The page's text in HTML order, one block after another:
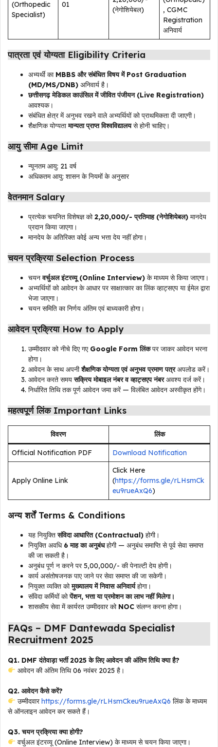
(Orthopedic
Specialist)
01
(नेगोशियेबल)
, CGMC
Registration
अनिवार्य
पात्रता एवं योग्यता Eligibility Criteria
अभ्यर्थी का MBBS और संबंधित विषय में Post Graduation
(MD/MS/DNB) अनिवार्य है।
छत्तीसगढ़ मेडिकल काउंसिल में जीवित पंजीयन (Live Registration)
आवश्यक।
संबंधित क्षेत्र में अनुभव रखने वाले अभ्यर्थियों को प्राथमिकता दी जाएगी।
शैक्षणिक योग्यतामान्यता प्राप्त विश्वविद्यालयसे होनी चाहिए।
आयु सीमा Age Limit
न्यूनतम आयु: 21 वर्ष
अधिकतम आयु: शासन के नियमों के अनुसार
वेतनमान Salary
प्रत्येक चयनित विशेषज्ञ को₹2,20,000/- प्रतिमाह (नेगोशियेबल) मानदेय
प्रदान किया जाएगा।
मानदेय के अतिरिक्त कोई अन्य भत्ता देय नहीं होगा।
चयन प्रक्रिया Selection Process
चयनवर्चुअल इंटरव्यू (Online Interview) के माध्यम से किया जाएगा।
अभ्यर्थियों को आवेदन के आधार पर साक्षात्कार का लिंक व्हाट्सएप या ईमेल द्वारा
भेजा जाएगा।
चयन समिति का निर्णय अंतिम एवं बाध्यकारी होगा।
आवेदन प्रक्रिया How to Apply
उम्मीदवार को नीचे दिए गए Google Form लिंकपर जाकर आवेदन भरना
होगा।
आवेदन के साथ अपनीशैक्षणिक योग्यता एवं अनुभव प्रमाण पत्रअपलोड करें।
आवेदन करते समयसक्रिय मोबाइल नंबर व व्हाट्सएप नंबरअवश्य दर्ज करें।
निर्धारित तिथि तक पूर्ण आवेदन जमा करें — विलंबित आवेदन अस्वीकृत होंगे।
महत्वपूर्ण लिंक Important Links
विवरण लिंक
Official Notification PDF Download Notification
Apply Online Link
Click Here
(https://forms.gle/rLHsmCk
eu9rueAxQ6)
अन्य शर्तें Terms & Conditions
यह नियुक्तिसंविदा आधारित (Contractual) होगी।
नियुक्ति अवधि 6 माह का अनुबंधहोगी — अनुबंध समाप्ति से पूर्व सेवा समाप्त
की जा सकती है।
अनुबंध पूर्ण न करने पर ₹5,00,000/- की पेनाल्टी देय होगी।
कार्य असंतोषजनक पाए जाने पर सेवा समाप्त की जा सकेगी।
नियुक्त व्यक्ति कोमुख्यालय में निवास अनिवार्यहोगा।
संविदा कर्मियों कोपेंशन, भत्ता या प्रमोशन का लाभ नहीं मिलेगा।
शासकीय सेवा में कार्यरत उम्मीदवार को NOC संलग्न करना होगा।
FAQs – DMF Dantewada Specialist
Recruitment 2025
Q1. DMF दंतेवाड़ा भर्ती 2025 के लिए आवेदन की अंतिम तिथि क्या है?
आवेदन की अंतिम तिथि 06 नवंबर 2025 है।
Q2. आवेदन कैसे करें?
उम्मीदवारhttps://forms.gle/rLHsmCkeu9rueAxQ6 लिंक के माध्यम
से ऑनलाइन आवेदन कर सकते हैं।
Q3. चयन प्रक्रिया क्या होगी?
वर्चुअल इंटरव्यू (Online Interview) के माध्यम से चयन किया जाएगा।